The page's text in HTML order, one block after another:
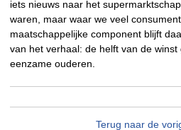
iets nieuws naar het
waren, maar waar we veel
maatschappelijke component blijft
van het verhaal: de helft van de
eenzame ouderen.
Terug naar de